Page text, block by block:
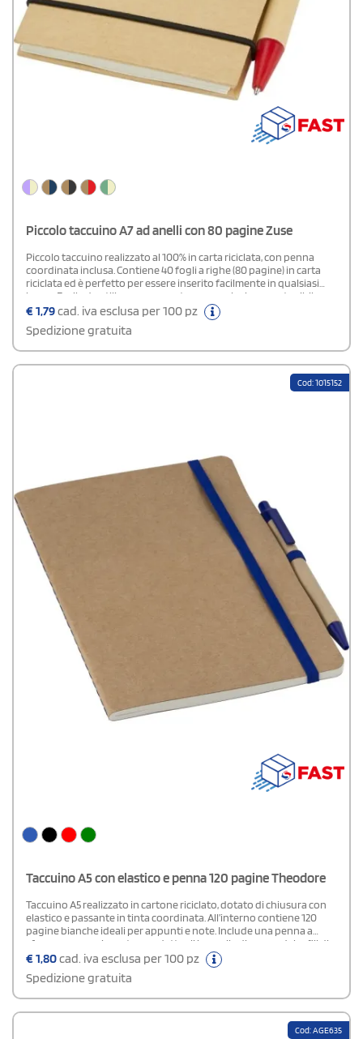
Piccolo taccuino A7 ad anelli con 80 pagine Zuse
Piccolo taccuino realizzato al 100% in carta riciclata, con penna
coordinata inclusa. Contiene 40 fogli a righe (80 pagine) in carta
riciclata ed è perfetto per essere inserito facilmente in qualsiasi
borsa. Facile da utilizzare e pensato come soluzione sostenibile,
offre, inoltre, diverse opzioni di stampa per personalizzare con il
proprio logo l’esterno della copertina rigida.
€1,79cad. iva esclusa per 100 pz
Spedizione gratuita
Cod: 1015152
Taccuino A5 con elastico e penna 120 pagine Theodore
Taccuino A5 realizzato in cartone riciclato, dotato di chiusura con
elastico e passante in tinta coordinata. All’interno contiene 120
pagine bianche ideali per appunti e note. Include una penna a
sfera con corpo in cartone e dettagli in paglia di grano, dal refill di
colore blu.
€1,80cad. iva esclusa per 100 pz
Spedizione gratuita
Cod: AGE635